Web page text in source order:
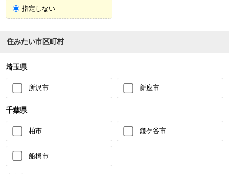
指定しない
住みたい市区町村
埼玉県
所沢市 新座市
千葉県
柏市 鎌ケ谷市
船橋市